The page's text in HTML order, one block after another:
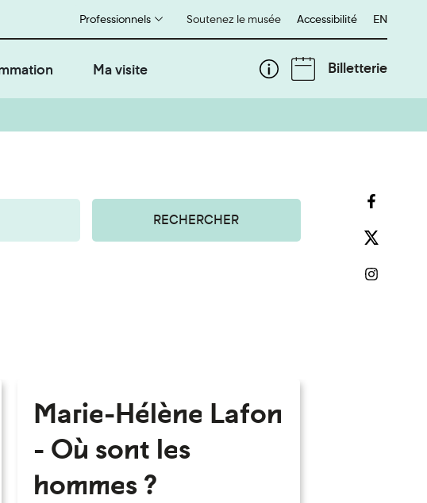
Soutenez le musée
Professionnels Accessibilité English
EN
Ma visite Billetterie
RECHERCHER
Marie-Hélène Lafon
- Où sont les
hommes ?